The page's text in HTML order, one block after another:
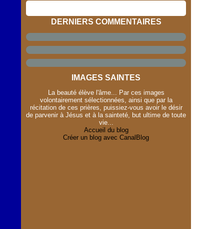
DERNIERS COMMENTAIRES
IMAGES SAINTES
La beauté élève l'âme... Par ces images
volontairement sélectionnées, ainsi que par la
récitation de ces prières, puissiez-vous avoir le désir
de parvenir à Jésus et à la sainteté, but ultime de toute
vie...
Accueil du blog
Créer un blog avec CanalBlog